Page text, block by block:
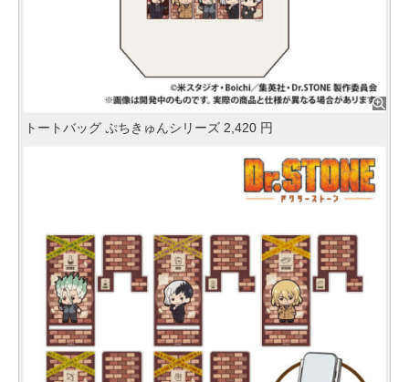
トートバッグ ぷちきゅんシリーズ 2,420 円